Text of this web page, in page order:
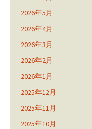
2026年5月
2026年4月
2026年3月
2026年2月
2026年1月
2025年12月
2025年11月
2025年10月